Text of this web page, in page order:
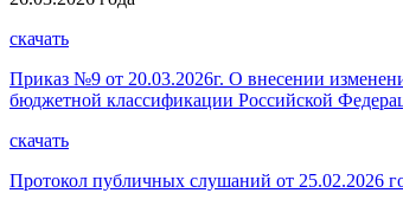
скачать
Приказ №9 от 20.03.2026г. О внесении
бюджетной классификации Российской
скачать
Протокол публичных слушаний от 25.02.2026